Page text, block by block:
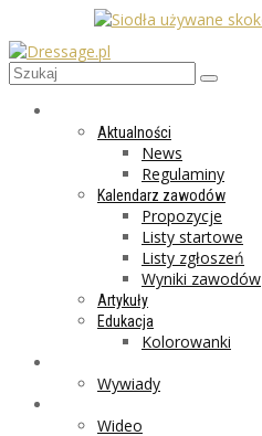
Aktualności
News
Regulaminy
Kalendarz zawodów
Propozycje
Listy startowe
Listy zgłoszeń
Wyniki zawodów
Artykuły
Edukacja
Kolorowanki
Wywiady
Wideo